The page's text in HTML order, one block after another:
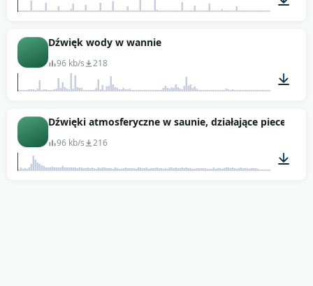
Dźwięk wody w wannie
96 kb/s 218
00:10
Dźwięki atmosferyczne w saunie, działające piece (SFX)
96 kb/s 216